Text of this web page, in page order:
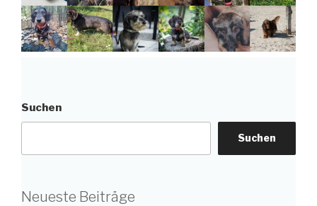
Suchen
Suchen
Neueste Beiträge